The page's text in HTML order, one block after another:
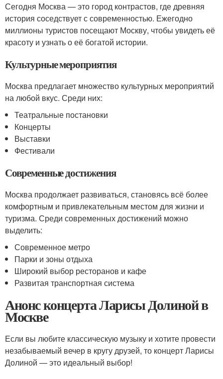
Сегодня Москва — это город контрастов, где древняя
история соседствует с современностью. Ежегодно
миллионы туристов посещают Москву, чтобы увидеть её
красоту и узнать о её богатой истории.
Культурные мероприятия
Москва предлагает множество культурных мероприятий
на любой вкус. Среди них:
Театральные постановки
Концерты
Выставки
Фестивали
Современные достижения
Москва продолжает развиваться, становясь всё более
комфортным и привлекательным местом для жизни и
туризма. Среди современных достижений можно
выделить:
Современное метро
Парки и зоны отдыха
Широкий выбор ресторанов и кафе
Развитая транспортная система
Анонс концерта Ларисы Долиной в
Москве
Если вы любите классическую музыку и хотите провести
незабываемый вечер в кругу друзей, то концерт Ларисы
Долиной — это идеальный выбор!